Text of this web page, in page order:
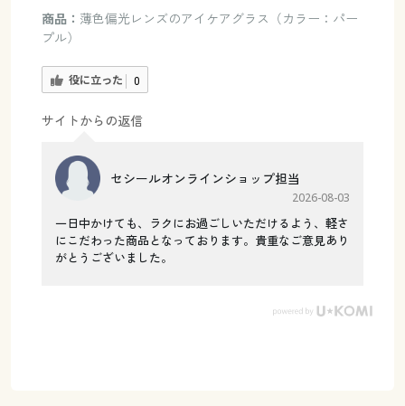
商品： 薄色偏光レンズのアイケアグラス（カラー：パー
プル）
役に立った 0
サイトからの返信
セシールオンラインショップ担当
2026-08-03
一日中かけても、ラクにお過ごしいただけるよう、軽さ
にこだわった商品となっております。貴重なご意見あり
がとうございました。